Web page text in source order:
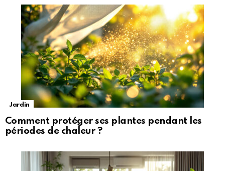
Jardin
Comment protéger ses plantes pendant les
périodes de chaleur ?